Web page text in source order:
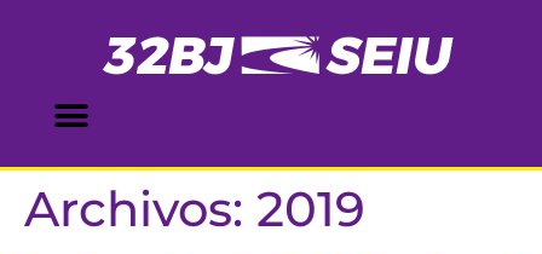
Archivos: 2019